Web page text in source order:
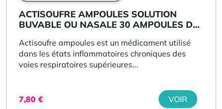
ACTISOUFRE AMPOULES SOLUTION
BUVABLE OU NASALE 30 AMPOULES DE
Actisoufre ampoules est un médicament utilisé
dans les états inflammatoires chroniques des
voies respiratoires supérieures...
7,80 € VOIR